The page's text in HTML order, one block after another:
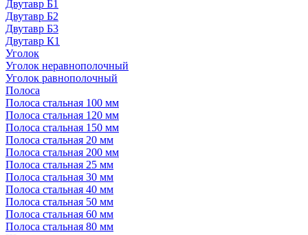
Двутавр Б1
Двутавр Б2
Двутавр Б3
Двутавр К1
Уголок
Уголок неравнополочный
Уголок равнополочный
Полоса
Полоса стальная 100 мм
Полоса стальная 120 мм
Полоса стальная 150 мм
Полоса стальная 20 мм
Полоса стальная 200 мм
Полоса стальная 25 мм
Полоса стальная 30 мм
Полоса стальная 40 мм
Полоса стальная 50 мм
Полоса стальная 60 мм
Полоса стальная 80 мм